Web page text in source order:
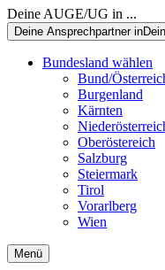
Deine AUGE/UG in ...
Deine Ansprechpartner in
Bundesland wählen
Bund/
Burgenland
Kärnten
Oberöstereich
Salzburg
Steiermark
Tirol
Vorarlberg
Wien
Menü